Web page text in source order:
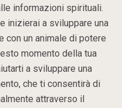
informazioni spirituali.
inizierai a sviluppare una
con un animale di potere
momento della tua
a sviluppare una
che ti consentirà di
attraverso il